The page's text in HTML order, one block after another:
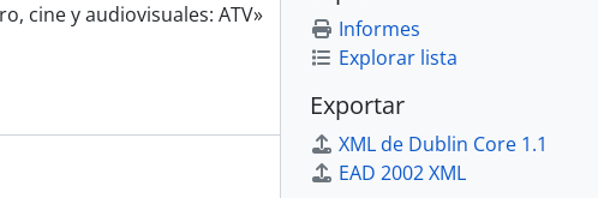
cine y audiovisuales: ATV»
Informes
Explorar lista
Exportar
XML de Dublin Core 1.1
EAD 2002 XML